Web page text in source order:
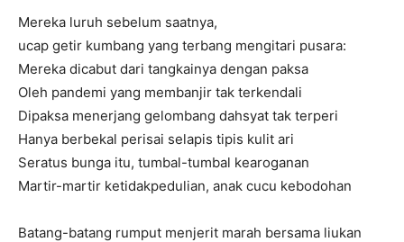
Mereka luruh sebelum saatnya,
ucap getir kumbang yang terbang mengitari pusara:
Mereka dicabut dari tangkainya dengan paksa
Oleh pandemi yang membanjir tak terkendali
Dipaksa menerjang gelombang dahsyat tak terperi
Hanya berbekal perisai selapis tipis kulit ari
Seratus bunga itu, tumbal-tumbal kearoganan
Martir-martir ketidakpedulian, anak cucu kebodohan
Batang-batang rumput menjerit marah bersama liukan